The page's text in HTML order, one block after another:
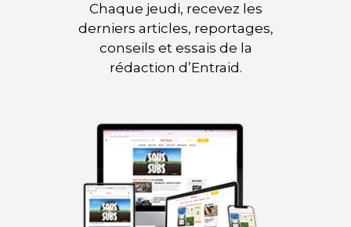
Chaque jeudi, recevez les
derniers articles, reportages,
conseils et essais de la
rédaction d’Entraid.